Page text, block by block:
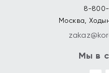
8-800-
Москва,
Мы в